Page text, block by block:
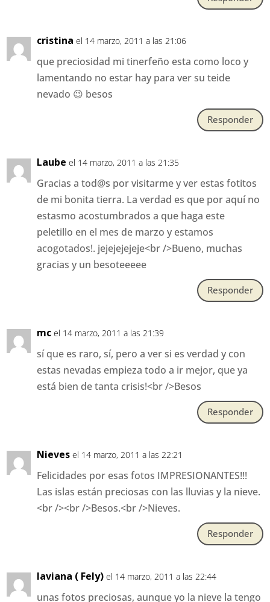
cristina el 14 marzo, 2011 a las 21:06
que preciosidad mi tinerfeño esta como loco y
lamentando no estar hay para ver su teide
nevado 😉 besos
Responder
Laube el 14 marzo, 2011 a las 21:35
Gracias a tod@s por visitarme y ver estas fotitos
de mi bonita tierra. La verdad es que por aquí no
estasmo acostumbrados a que haga este
peletillo en el mes de marzo y estamos
acogotados!. jejejejejeje<br />Bueno, muchas
gracias y un besoteeeee
Responder
mc el 14 marzo, 2011 a las 21:39
sí que es raro, sí, pero a ver si es verdad y con
estas nevadas empieza todo a ir mejor, que ya
está bien de tanta crisis!<br />Besos
Responder
Nieves el 14 marzo, 2011 a las 22:21
Felicidades por esas fotos IMPRESIONANTES!!!
Las islas están preciosas con las lluvias y la nieve.
<br /><br />Besos.<br />Nieves.
Responder
laviana ( Fely) el 14 marzo, 2011 a las 22:44
unas fotos preciosas, aunque yo la nieve la tengo